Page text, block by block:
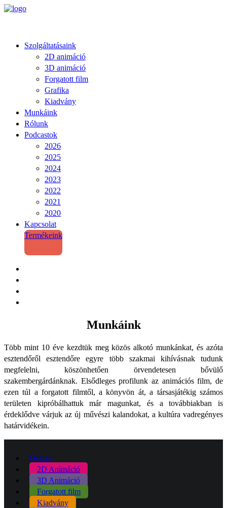
Szolgáltatásaink
2D animáció
3D animáció
Forgatott film
Grafika
Kiadvány
Munkáink
Rólunk
Podcastok
2026
2025
2024
2023
2022
2021
2020
Kapcsolat
Termékeink
Munkáink
Több mint 10 éve kezdtük meg közös alkotó munkánkat, és azóta
esztendőről esztendőre egyre több szakmai kihívásnak tudunk
megfelelni, köszönhetően örvendetesen bővülő
szakembergárdánknak. Elsődleges profilunk az animációs film, de
ezen túl a forgatott filmtől, a könyvön át, a társasjátékig számos
területen kipróbálhattuk már magunkat, és a továbbiakban is
érdeklődve várjuk az új művészi kalandokat, a kultúra vadregényes
határvidékein.
Összes
2D Animáció
3D Animáció
Forgatott film
Kiadvány